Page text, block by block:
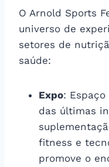
O Arnold Sports
universo de
setores de
saúde:
Expo:
das últimas
fitness e
promove o